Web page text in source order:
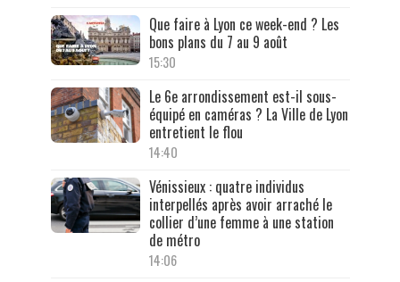
Que faire à Lyon ce week-end ? Les
bons plans du 7 au 9 août
15:30
Le 6e arrondissement est-il sous-
équipé en caméras ? La Ville de Lyon
entretient le flou
14:40
Vénissieux : quatre individus
interpellés après avoir arraché le
collier d’une femme à une station
de métro
14:06